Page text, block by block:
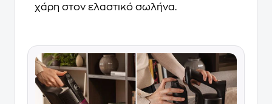
χάρη στον ελαστικό σωλήνα.